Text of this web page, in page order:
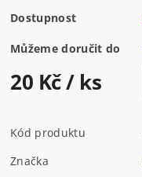
Dostupnost
Můžeme doručit do
20 Kč/ ks
Kód produktu
Značka